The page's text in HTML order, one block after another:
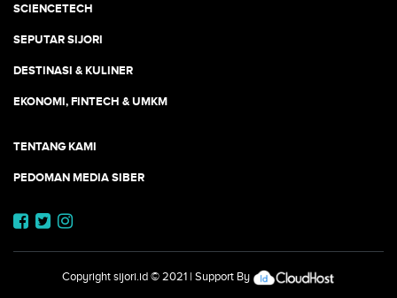
SCIENCETECH
SEPUTAR SIJORI
DESTINASI & KULINER
EKONOMI, FINTECH & UMKM
TENTANG KAMI
PEDOMAN MEDIA SIBER
Copyright sijori.id© 2021 | Support By